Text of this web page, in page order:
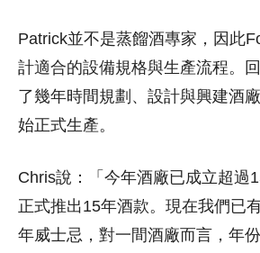
Patrick並不是蒸餾酒專家，因此
計適合的設備規格與生產流程。
了幾年時間規劃、設計與興建酒
始正式生產。
Chris說：「今年酒廠已成立超過
正式推出15年酒款。現在我們已
年威士忌，對一間酒廠而言，年